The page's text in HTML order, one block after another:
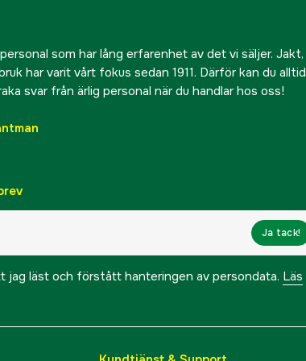
som har lång erfarenhet av det vi säljer. Jakt,
har varit vårt fokus sedan 1911. Därför kan du alltid
svar från ärlig personal när du handlar hos oss!
Ja tack!
jag läst och förstått hanteringen av persondata. Läs